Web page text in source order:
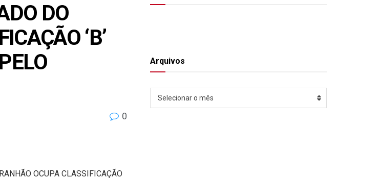
DO
‘B’
0
OCUPA CLASSIFICAÇÃO
Arquivos
Arquivos
Selecionar o mês